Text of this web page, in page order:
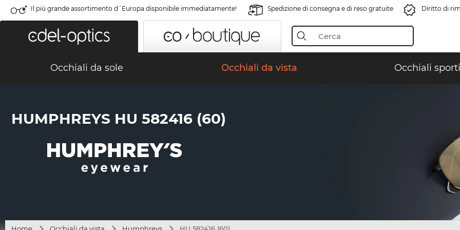
Il piú grande assortimento d´Europa disponibile immediatamente! Spedizione di consegna e di reso gratuite Diritto di
Occhiali da sole Occhiali da vista Occhiali
HUMPHREYS HU 582416 (60)